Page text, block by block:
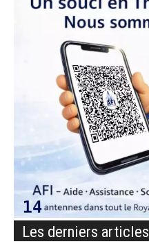
Les derniers articles